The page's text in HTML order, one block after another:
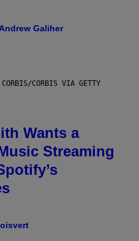
Galiher
CORBIS VIA GETTY
Wants a
Streaming